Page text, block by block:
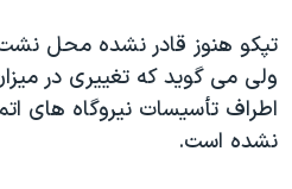
تپکو هنوز قادر نشده محل نشت
ولی می گوید که تغییری در
اطراف تأسیسات نیروگاه های
نشده است.